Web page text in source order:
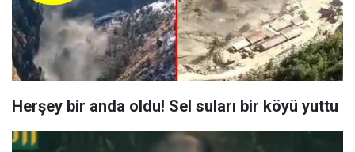
Herşey bir anda oldu! Sel suları bir köyü yuttu